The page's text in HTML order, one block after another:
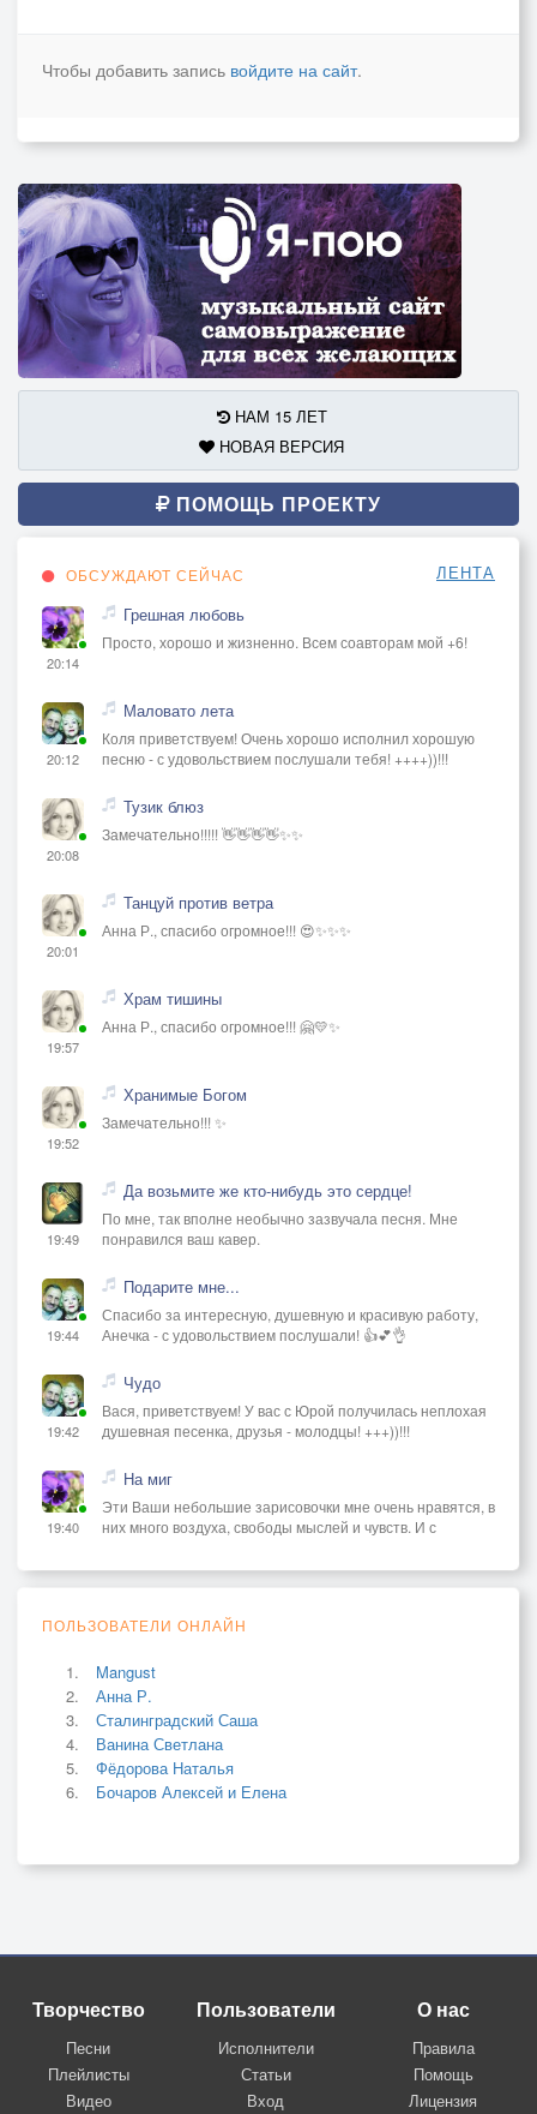
Чтобы добавить запись войдите на сайт.
НАМ 15 ЛЕТ
НОВАЯ ВЕРСИЯ
ПОМОЩЬ ПРОЕКТУ
ОБСУЖДАЮТ СЕЙЧАС ЛЕНТА
20:14
Грешная любовь
Просто, хорошо и жизненно. Всем соавторам мой +6!
20:12
Маловато лета
Коля приветствуем! Очень хорошо исполнил хорошую
песню - с удовольствием послушали тебя! ++++))!!!
20:08
Тузик блюз
Замечательно!!!!! 👋👋👋👋✨✨
20:01
Танцуй против ветра
Анна Р., спасибо огромное!!! 😍✨✨✨
19:57
Храм тишины
Анна Р., спасибо огромное!!! 🤗💛✨
19:52
Хранимые Богом
Замечательно!!! ✨
19:49
Да возьмите же кто-нибудь это сердце!
По мне, так вполне необычно зазвучала песня. Мне
понравился ваш кавер.
19:44
Подарите мне...
Спасибо за интересную, душевную и красивую работу,
Анечка - с удовольствием послушали! 👍💕👌
19:42
Чудо
Вася, приветствуем! У вас с Юрой получилась неплохая
душевная песенка, друзья - молодцы! +++))!!!
19:40
На миг
Эти Ваши небольшие зарисовочки мне очень нравятся, в
них много воздуха, свободы мыслей и чувств. И с
ПОЛЬЗОВАТЕЛИ ОНЛАЙН
Mangust
Анна Р.
Сталинградский Саша
Ванина Светлана
Фёдорова Наталья
Бочаров Алексей и Елена
Творчество
Песни
Плейлисты
Видео
Пользователи
Исполнители
Статьи
Вход
О нас
Правила
Помощь
Лицензия